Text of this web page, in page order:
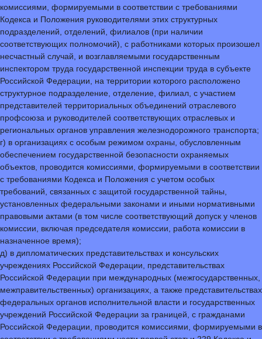
комиссиями, формируемыми в соответствии с требованиями
Кодекса и Положения руководителями этих структурных
подразделений, отделений, филиалов (при наличии
соответствующих полномочий), с работниками которых произошел
несчастный случай, и возглавляемыми государственным
инспектором труда государственной инспекции труда в субъекте
Российской Федерации, на территории которого расположено
структурное подразделение, отделение, филиал, с участием
представителей территориальных объединений отраслевого
профсоюза и руководителей соответствующих отраслевых и
региональных органов управления железнодорожного транспорта;
г) в организациях с особым режимом охраны, обусловленным
обеспечением государственной безопасности охраняемых
объектов, проводится комиссиями, формируемыми в соответствии
с требованиями Кодекса и Положения с учетом особых
требований, связанных с защитой государственной тайны,
установленных федеральными законами и иными нормативными
правовыми актами (в том числе соответствующий допуск у членов
комиссии, включая председателя комиссии, работа комиссии в
назначенное время);
д) в дипломатических представительствах и консульских
учреждениях Российской Федерации, представительствах
Российской Федерации при международных (межгосударственных,
межправительственных) организациях, а также представительствах
федеральных органов исполнительной власти и государственных
учреждений Российской Федерации за границей, с гражданами
Российской Федерации, проводится комиссиями, формируемыми в